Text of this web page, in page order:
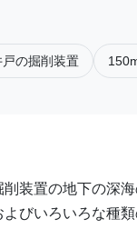
の掘削装置
装置の地下の深
びいろいろな種